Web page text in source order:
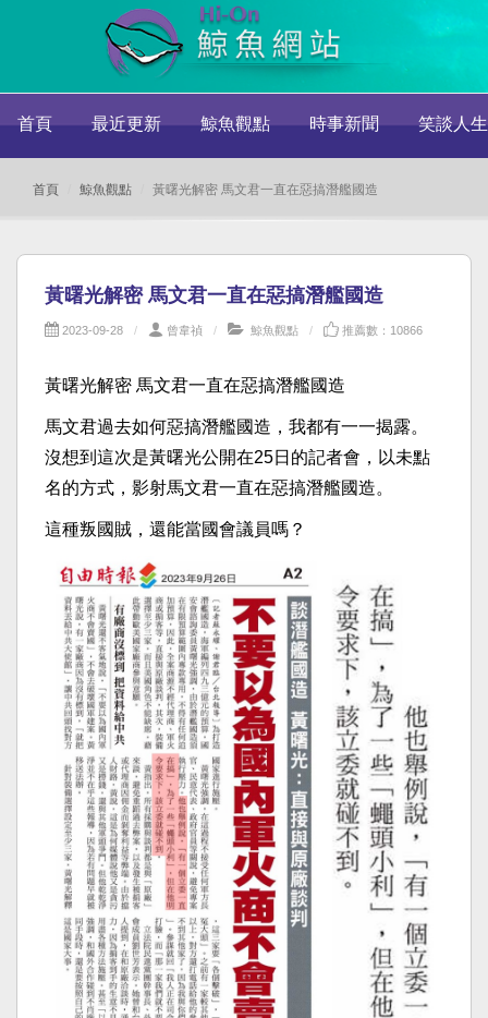
首頁 最近更新 鯨魚觀點 時事新聞 笑談人生
首頁 鯨魚觀點 黃曙光解密 馬文君一直在惡搞潛艦國造
黃曙光解密 馬文君一直在惡搞潛艦國造
2023-09-28 曾韋禎 鯨魚觀點 推薦數：10866
黃曙光解密 馬文君一直在惡搞潛艦國造
馬文君過去如何惡搞潛艦國造，我都有一一揭露。
沒想到這次是黃曙光公開在25日的記者會，以未點
名的方式，影射馬文君一直在惡搞潛艦國造。
這種叛國賊，還能當國會議員嗎？